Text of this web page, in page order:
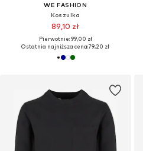
WE FASHION
Koszulka
89,10 zł
Pierwotnie: 99,00 zł
Ostatnia najniższa cena:79,20 zł